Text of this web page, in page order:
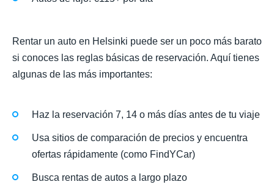
Rentar un auto en Helsinki puede ser un poco más barato
si conoces las reglas básicas de reservación. Aquí tienes
algunas de las más importantes:
Haz la reservación 7, 14 o más días antes de tu viaje
Usa sitios de comparación de precios y encuentra
ofertas rápidamente (como FindYCar)
Busca rentas de autos a largo plazo